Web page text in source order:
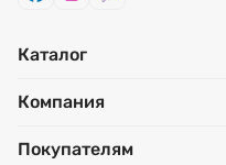
Каталог
Компания
Покупателям